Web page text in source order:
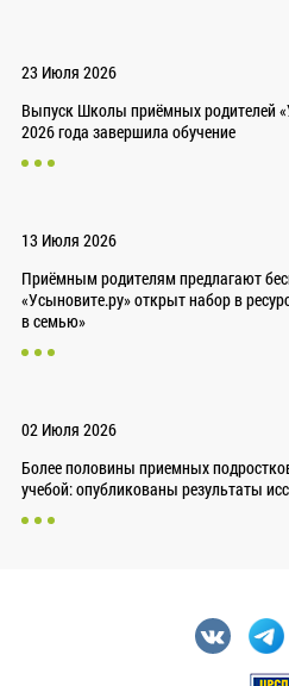
23 Июля 2026
Выпуск Школы приёмных родителей
2026 года завершила обучение
13 Июля 2026
Приёмным родителям предлагают
«Усыновите.ру» открыт набор в
в семью»
02 Июля 2026
Более половины приемных
учебой: опубликованы результаты